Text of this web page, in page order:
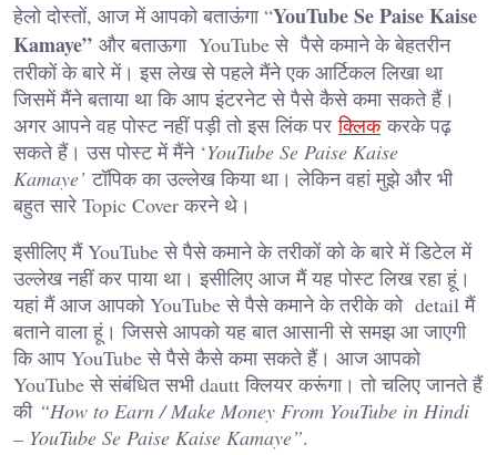
हेलो दोस्तों, आज में आपको बताऊंगा “YouTube Se Paise Kaise
Kamaye” और बताऊगा YouTube से पैसे कमाने के बेहतरीन
तरीकों के बारे में। इस लेख से पहले मैंने एक आर्टिकल लिखा था
जिसमें मैंने बताया था कि आप इंटरनेट से पैसे कैसे कमा सकते हैं।
अगर आपने वह पोस्ट नहीं पड़ी तो इस लिंक परक्लिककरके पढ़
सकते हैं। उस पोस्ट में मैंने ‘YouTube Se Paise Kaise
Kamaye’टॉपिक का उल्लेख किया था। लेकिन वहां मुझे और भी
बहुत सारे Topic Cover करने थे।
इसीलिए मैं YouTube से पैसे कमाने के तरीकों को के बारे में डिटेल में
उल्लेख नहीं कर पाया था। इसीलिए आज मैं यह पोस्ट लिख रहा हूं।
यहां मैं आज आपको YouTube से पैसे कमाने के तरीके को detail मैं
बताने वाला हूं। जिससे आपको यह बात आसानी से समझ आ जाएगी
कि आप YouTube से पैसे कैसे कमा सकते हैं। आज आपको
YouTube से संबंधित सभी dautt क्लियर करूंगा। तो चलिए जानते हैं
की “How to Earn / Make Money From YouTube in Hindi
– YouTube Se Paise Kaise Kamaye”.